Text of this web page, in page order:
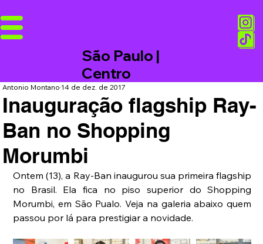
São Paulo |
Centro
Inauguração flagship Ray-
Ban no Shopping
Morumbi
Antonio Montano14 de dez. de 2017
Ontem (13), a Ray-Ban inaugurou sua primeira flagship
no Brasil. Ela fica no piso superior do Shopping
Morumbi, em São Pualo. Veja na galeria abaixo quem
passou por lá para prestigiar a novidade.